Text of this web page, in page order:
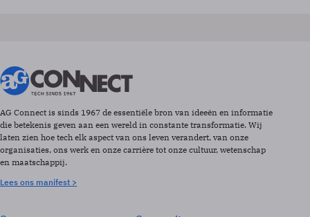
AG Connect is sinds 1967 de essentiële bron van ideeën en informatie
die betekenis geven aan een wereld in constante transformatie. Wij
laten zien hoe tech elk aspect van ons leven verandert, van onze
organisaties, ons werk en onze carrière tot onze cultuur, wetenschap
en maatschappij.
Lees ons manifest >